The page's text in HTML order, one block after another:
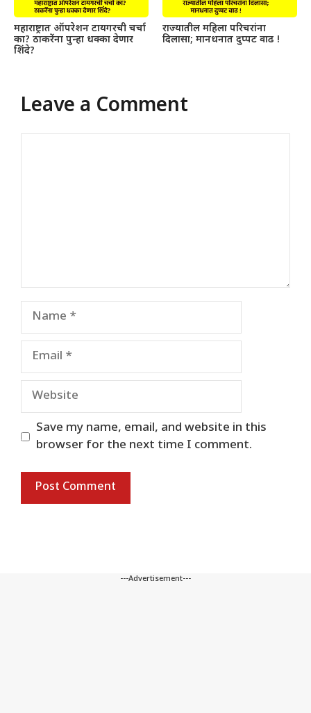
महाराष्ट्रात ऑपरेशन टायगरची चर्चा
का? ठाकरेंना पुन्हा धक्का देणार
शिंदे?
राज्यातील महिला परिचरांना
दिलासा; मानधनात दुप्पट वाढ !
Leave a Comment
Name
Email
Website
Save my name, email, and website in this
browser for the next time I comment.
---Advertisement---